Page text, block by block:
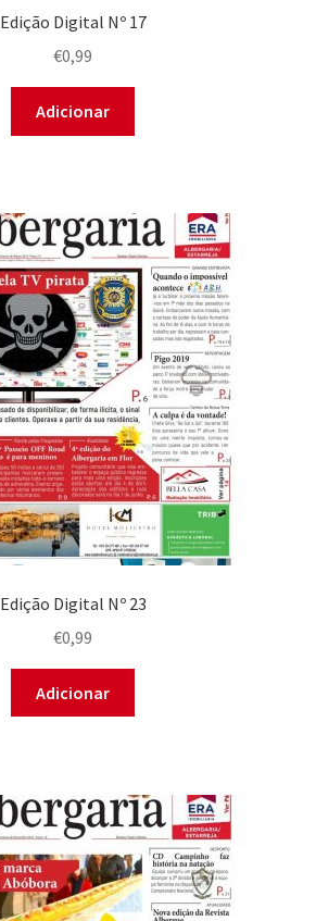
Edição Digital Nº 17
€0,99
Adicionar
Edição Digital Nº 23
€0,99
Adicionar